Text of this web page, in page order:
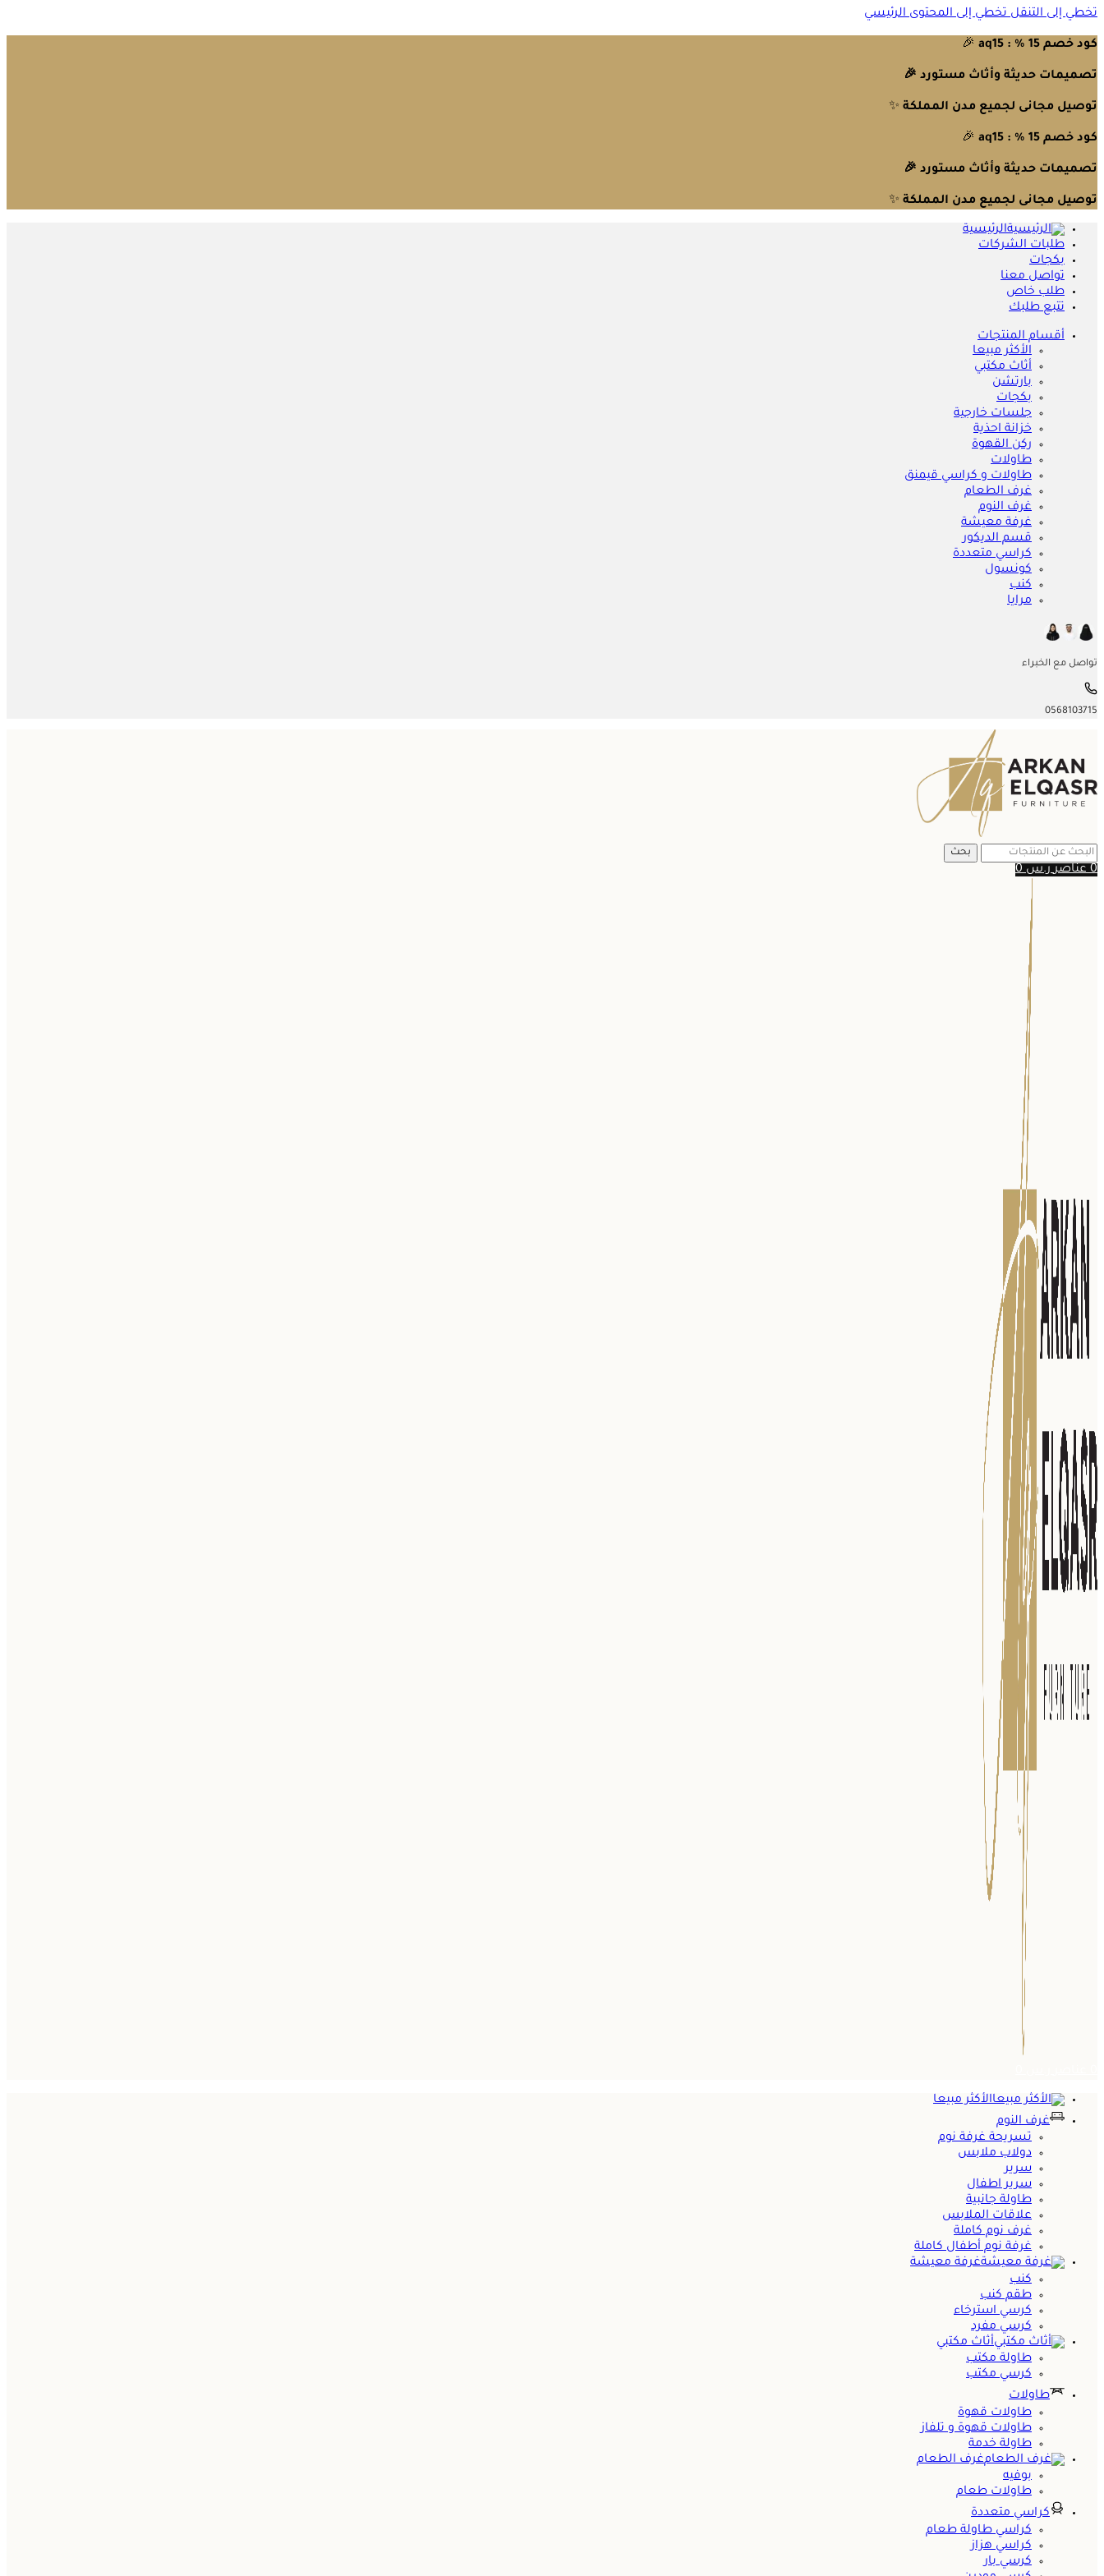
تخطي إلى التنقلتخطي إلى المحتوى الرئيسي
كود خصم 15 % : aq15 🎉
تصميمات حديثة وأثاث مستورد 🎉
توصيل مجانى لجميع مدن المملكة ✨
كود خصم 15 % : aq15 🎉
تصميمات حديثة وأثاث مستورد 🎉
توصيل مجانى لجميع مدن المملكة ✨
الرئيسية
طلبات الشركات
بكجات
تواصل معنا
طلب خاص
تتبع طلبك
أقسام المنتجات
الأكثر مبيعا
أثاث مكتبي
بارتشن
بكجات
جلسات خارجية
خزانة احذية
ركن القهوة
طاولات
طاولات و كراسي قيمنق
غرف الطعام
غرف النوم
غرفة معيشة
قسم الديكور
كراسي متعددة
كونسول
كنب
مرايا
تواصل مع الخبراء
0568103715
بحث
0 عناصر ر.س0
الأكثر مبيعا
غرف النوم
تسريحة غرفة نوم
دولاب ملابس
سرير
سرير اطفال
طاولة جانبية
علاقات الملابس
غرف نوم كاملة
غرفة نوم أطفال كاملة
غرفة معيشة
كنب
طقم كنب
كرسي استرخاء
كرسي مفرد
أثاث مكتبي
طاولة مكتب
كرسي مكتب
طاولات
طاولات قهوة
طاولات قهوة و تلفاز
طاولة خدمة
غرف الطعام
بوفيه
طاولات طعام
كراسي متعددة
كراسي طاولة طعام
كراسي هزاز
كرسي بار